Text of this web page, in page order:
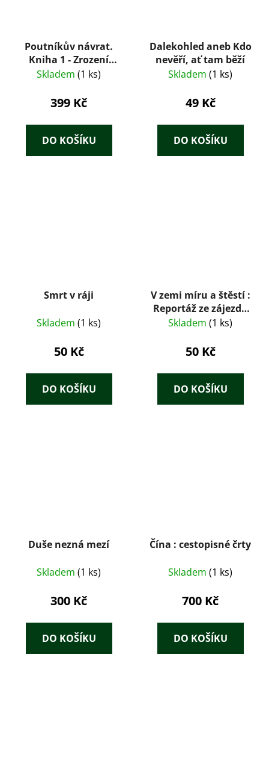
Poutníkův návrat.
Kniha 1 - Zrození
poutníkovo
Skladem (1 ks)
399 Kč
DO KOŠÍKU
Dalekohled aneb Kdo
nevěří, ať tam běží
Skladem (1 ks)
49 Kč
DO KOŠÍKU
Smrt v ráji
Skladem (1 ks)
50 Kč
DO KOŠÍKU
V zemi míru a štěstí :
Reportáž ze zájezdu
delegace Čs. svazu
Skladem (1 ks)
50 Kč
DO KOŠÍKU
Duše nezná mezí
Skladem (1 ks)
300 Kč
DO KOŠÍKU
Čína : cestopisné črty
Skladem (1 ks)
700 Kč
DO KOŠÍKU